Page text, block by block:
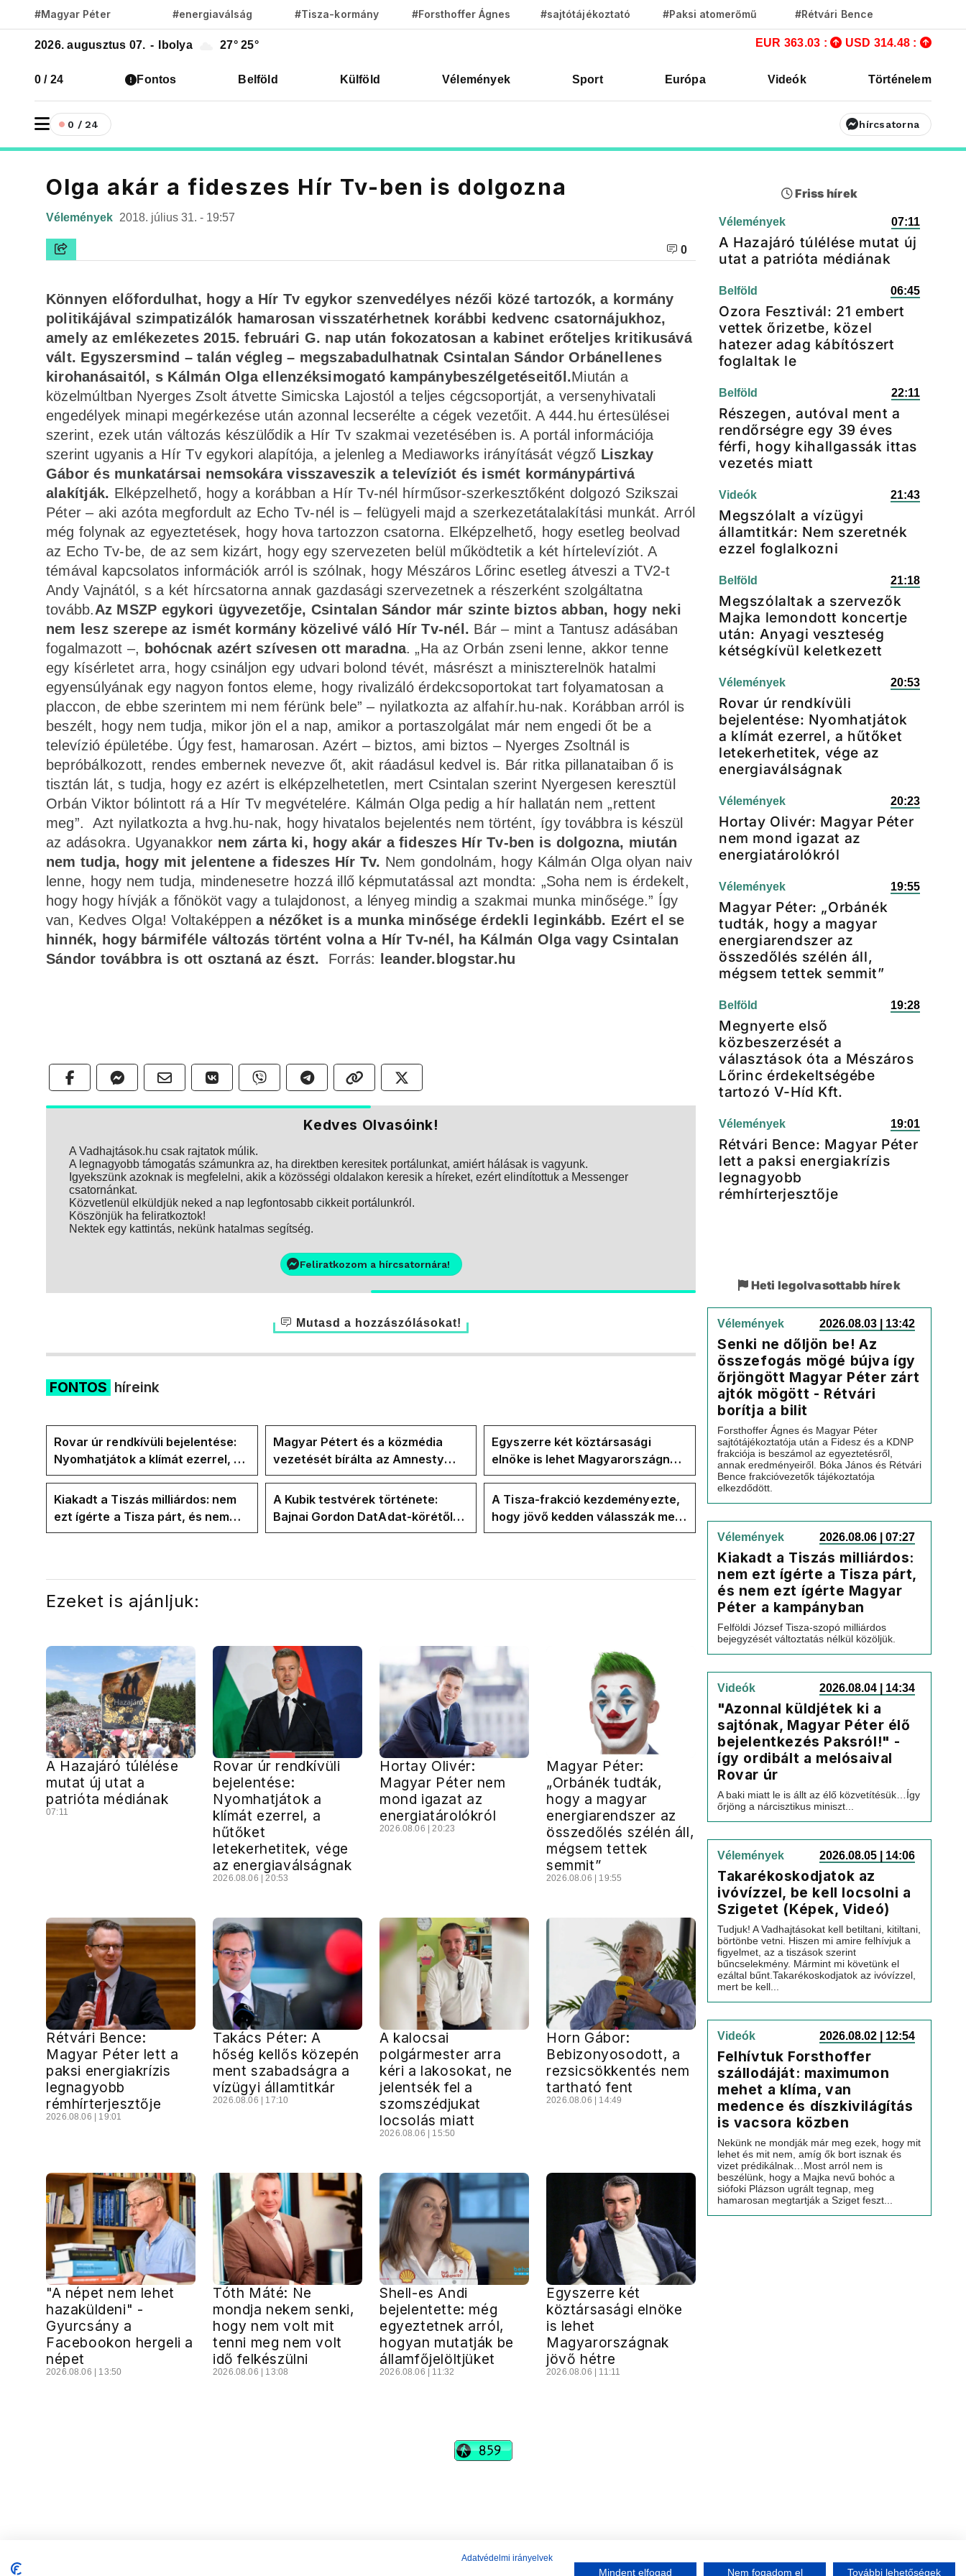
#Magyar Péter #energiaválság #Tisza-kormány #Forsthoffer Ágnes #sajtótájékoztató #Paksi atomerőmű #Rétvári Bence
2026. augusztus 07. - Ibolya 27° 25° EUR 363.03 : USD 314.48 :
0 / 24 Fontos Belföld Külföld Vélemények Sport Európa Videók Történelem
0 / 24 hírcsatorna
Olga akár a fideszes Hír Tv-ben is dolgozna
Vélemények 2018. július 31. - 19:57
0
Könnyen előfordulhat, hogy a Hír Tv egykor szenvedélyes nézői közé tartozók, a kormány
politikájával szimpatizálók hamarosan visszatérhetnek korábbi kedvenc csatornájukhoz,
amely az emlékezetes 2015. februári G. nap után fokozatosan a kabinet erőteljes kritikusává
vált. Egyszersmind – talán végleg – megszabadulhatnak Csintalan Sándor Orbánellenes
kirohanásaitól, s Kálmán Olga ellenzéksimogató kampánybeszélgetéseitől.Miután a
közelmúltban Nyerges Zsolt átvette Simicska Lajostól a teljes cégcsoportját, a versenyhivatali
engedélyek minapi megérkezése után azonnal lecserélte a cégek vezetőit. A 444.hu értesülései
szerint, ezek után változás készülődik a Hír Tv szakmai vezetésében is. A portál információja
szerint ugyanis a Hír Tv egykori alapítója, a jelenleg a Mediaworks irányítását végző Liszkay
Gábor és munkatársai nemsokára visszaveszik a televíziót és ismét kormánypártivá
alakítják. Elképzelhető, hogy a korábban a Hír Tv-nél hírműsor-szerkesztőként dolgozó Szikszai
Péter – aki azóta megfordult az Echo Tv-nél is – felügyeli majd a szerkezetátalakítási munkát. Arról
még folynak az egyeztetések, hogy hova tartozzon csatorna. Elképzelhető, hogy esetleg beolvad
az Echo Tv-be, de az sem kizárt, hogy egy szervezeten belül működtetik a két hírtelevíziót. A
témával kapcsolatos információk arról is szólnak, hogy Mészáros Lőrinc esetleg átveszi a TV2-t
Andy Vajnától, s a két hírcsatorna annak gazdasági szervezetnek a részerként szolgáltatna
tovább.Az MSZP egykori ügyvezetője, Csintalan Sándor már szinte biztos abban, hogy neki
nem lesz szerepe az ismét kormány közelivé váló Hír Tv-nél. Bár – mint a Tantusz adásában
fogalmazott –, bohócnak azért szívesen ott maradna. „Ha az Orbán zseni lenne, akkor tenne
egy kísérletet arra, hogy csináljon egy udvari bolond tévét, másrészt a miniszterelnök hatalmi
egyensúlyának egy nagyon fontos eleme, hogy rivalizáló érdekcsoportokat tart folyamatosan a
placcon, de ebbe szerintem mi nem férünk bele” – nyilatkozta az alfahír.hu-nak. Korábban arról is
beszélt, hogy nem tudja, mikor jön el a nap, amikor a portaszolgálat már nem engedi őt be a
televízió épületébe. Úgy fest, hamarosan. Azért – biztos, ami biztos – Nyerges Zsoltnál is
bepróbálkozott, rendes embernek nevezve őt, akit ráadásul kedvel is. Bár ritka pillanataiban ő is
tisztán lát, s tudja, hogy ez azért is elképzelhetetlen, mert Csintalan szerint Nyergesen keresztül
Orbán Viktor bólintott rá a Hír Tv megvételére. Kálmán Olga pedig a hír hallatán nem „rettent
meg”. Azt nyilatkozta a hvg.hu-nak, hogy hivatalos bejelentés nem történt, így továbbra is készül
az adásokra. Ugyanakkor nem zárta ki, hogy akár a fideszes Hír Tv-ben is dolgozna, miután
nem tudja, hogy mit jelentene a fideszes Hír Tv. Nem gondolnám, hogy Kálmán Olga olyan naiv
lenne, hogy nem tudja, mindenesetre hozzá illő képmutatással azt mondta: „Soha nem is érdekelt,
hogy hogy hívják a főnököt vagy a tulajdonost, a lényeg mindig a szakmai munka minősége.” Így
van, Kedves Olga! Voltaképpena nézőket is a munka minősége érdekli leginkább. Ezért el se
hinnék, hogy bármiféle változás történt volna a Hír Tv-nél, ha Kálmán Olga vagy Csintalan
Sándor továbbra is ott osztaná az észt. Forrás: leander.blogstar.hu
Kedves Olvasóink!
A Vadhajtások.hu csak rajtatok múlik.
A legnagyobb támogatás számunkra az, ha direktben keresitek portálunkat, amiért hálásak is vagyunk.
Igyekszünk azoknak is megfelelni, akik a közösségi oldalakon keresik a híreket, ezért elindítottuk a Messenger
csatornánkat.
Közvetlenül elküldjük neked a nap legfontosabb cikkeit portálunkról.
Köszönjük ha feliratkoztok!
Nektek egy kattintás, nekünk hatalmas segítség.
Feliratkozom a hírcsatornára!
Mutasd a hozzászólásokat!
FONTOS híreink
Rovar úr rendkívüli bejelentése:
Nyomhatjátok a klímát ezerrel, a
hűtőket letekerhetitek, vége az
energiaválságnak
Magyar Pétert és a közmédia
vezetését bírálta az Amnesty
International a Klubrádióban
Egyszerre két köztársasági
elnöke is lehet Magyarországnak
jövő hétre
Kiakadt a Tiszás milliárdos: nem
ezt ígérte a Tisza párt, és nem
ezt ígérte Magyar Péter a
A Kubik testvérek története:
Bajnai Gordon DatAdat-körétől
az ECDA-n át Magyar Péter
A Tisza-frakció kezdeményezte,
hogy jövő kedden válasszák meg
az új köztársasági elnököt
Ezeket is ajánljuk:
A Hazajáró túlélése
mutat új utat a
patrióta médiának
07:11
Rovar úr rendkívüli
bejelentése:
Nyomhatjátok a
klímát ezerrel, a
hűtőket
letekerhetitek, vége
az energiaválságnak
2026.08.06 | 20:53
Hortay Olivér:
Magyar Péter nem
mond igazat az
energiatárolókról
2026.08.06 | 20:23
Magyar Péter:
„Orbánék tudták,
hogy a magyar
energiarendszer az
összedőlés szélén áll,
mégsem tettek
semmit”
2026.08.06 | 19:55
Rétvári Bence:
Magyar Péter lett a
paksi energiakrízis
legnagyobb
rémhírterjesztője
2026.08.06 | 19:01
Takács Péter: A
hőség kellős közepén
ment szabadságra a
vízügyi államtitkár
2026.08.06 | 17:10
A kalocsai
polgármester arra
kéri a lakosokat, ne
jelentsék fel a
szomszédjukat
locsolás miatt
2026.08.06 | 15:50
Horn Gábor:
Bebizonyosodott, a
rezsicsökkentés nem
tartható fent
2026.08.06 | 14:49
"A népet nem lehet
hazaküldeni" -
Gyurcsány a
Facebookon hergeli a
népet
2026.08.06 | 13:50
Tóth Máté: Ne
mondja nekem senki,
hogy nem volt mit
tenni meg nem volt
idő felkészülni
2026.08.06 | 13:08
Shell-es Andi
bejelentette: még
egyeztetnek arról,
hogyan mutatják be
államfőjelöltjüket
2026.08.06 | 11:32
Egyszerre két
köztársasági elnöke
is lehet
Magyarországnak
jövő hétre
2026.08.06 | 11:11
Friss hírek
Vélemények 07:11
A Hazajáró túlélése mutat új
utat a patrióta médiának
Belföld 06:45
Ozora Fesztivál: 21 embert
vettek őrizetbe, közel
hatezer adag kábítószert
foglaltak le
Belföld 22:11
Részegen, autóval ment a
rendőrségre egy 39 éves
férfi, hogy kihallgassák ittas
vezetés miatt
Videók 21:43
Megszólalt a vízügyi
államtitkár: Nem szeretnék
ezzel foglalkozni
Belföld 21:18
Megszólaltak a szervezők
Majka lemondott koncertje
után: Anyagi veszteség
kétségkívül keletkezett
Vélemények 20:53
Rovar úr rendkívüli
bejelentése: Nyomhatjátok
a klímát ezerrel, a hűtőket
letekerhetitek, vége az
energiaválságnak
Vélemények 20:23
Hortay Olivér: Magyar Péter
nem mond igazat az
energiatárolókról
Vélemények 19:55
Magyar Péter: „Orbánék
tudták, hogy a magyar
energiarendszer az
összedőlés szélén áll,
mégsem tettek semmit”
Belföld 19:28
Megnyerte első
közbeszerzését a
választások óta a Mészáros
Lőrinc érdekeltségébe
tartozó V-Híd Kft.
Vélemények 19:01
Rétvári Bence: Magyar Péter
lett a paksi energiakrízis
legnagyobb
rémhírterjesztője
Heti legolvasottabb hírek
Vélemények 2026.08.03 | 13:42
Senki ne dőljön be! Az
összefogás mögé bújva így
őrjöngött Magyar Péter zárt
ajtók mögött - Rétvári
borítja a bilit
Forsthoffer Ágnes és Magyar Péter
sajtótájékoztatója után a Fidesz és a KDNP
frakciója is beszámol az egyeztetésről,
annak eredményeiről. Bóka János és Rétvári
Bence frakcióvezetők tájékoztatója
elkezdődött.
Vélemények 2026.08.06 | 07:27
Kiakadt a Tiszás milliárdos:
nem ezt ígérte a Tisza párt,
és nem ezt ígérte Magyar
Péter a kampányban
Felföldi József Tisza-szopó milliárdos
bejegyzését változtatás nélkül közöljük.
Videók 2026.08.04 | 14:34
"Azonnal küldjétek ki a
sajtónak, Magyar Péter élő
bejelentkezés Paksról!" -
így ordibált a melósaival
Rovar úr
A baki miatt le is állt az élő közvetítésük…Így
őrjöng a nárcisztikus miniszt...
Vélemények 2026.08.05 | 14:06
Takarékoskodjatok az
ivóvízzel, be kell locsolni a
Szigetet (Képek, Videó)
Tudjuk! A Vadhajtásokat kell betiltani, kitiltani,
börtönbe vetni. Hiszen mi amire felhívjuk a
figyelmet, az a tiszások szerint
bűncselekmény. Mármint mi követünk el
ezáltal bűnt.Takarékoskodjatok az ivóvízzel,
mert be kell...
Videók 2026.08.02 | 12:54
Felhívtuk Forsthoffer
szállodáját: maximumon
mehet a klíma, van
medence és díszkivilágítás
is vacsora közben
Nekünk ne mondják már meg ezek, hogy mit
lehet és mit nem, amíg ők bort isznak és
vizet prédikálnak…Most arról nem is
beszélünk, hogy a Majka nevű bohóc a
siófoki Plázson ugrált tegnap, meg
hamarosan megtartják a Sziget feszt...
ImpresszumSzerzői jogok
Adatvédelmi irányelvek
Mindent elfogad Nem fogadom el További lehetőségek